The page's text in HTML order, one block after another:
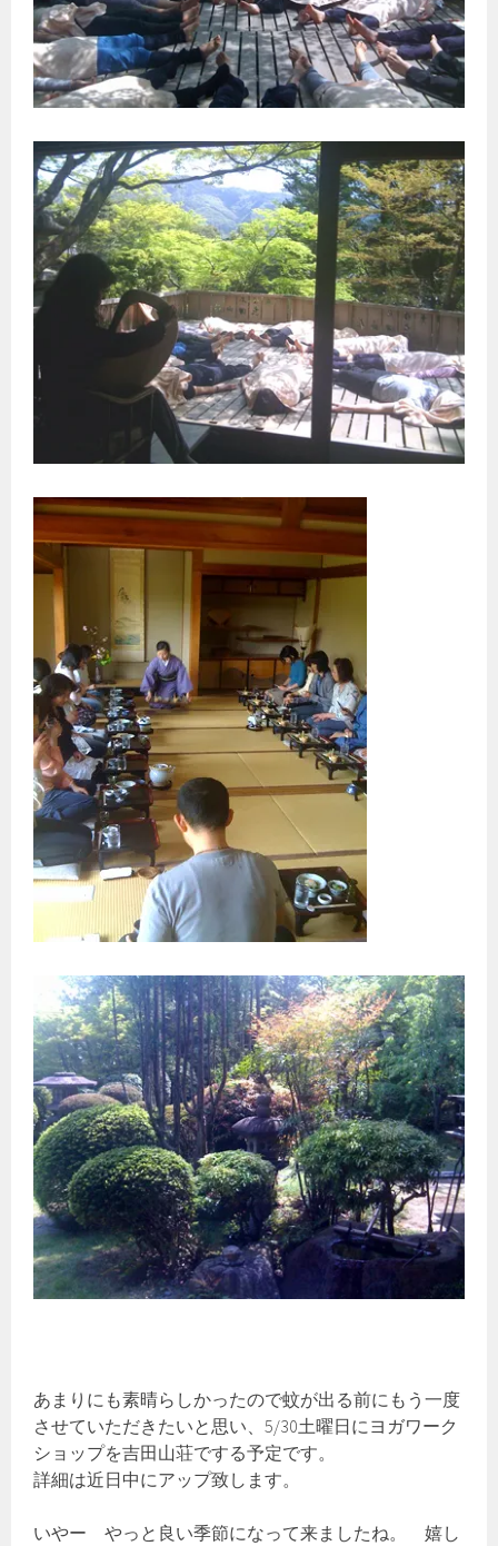
あまりにも素晴らしかったので蚊が出る前にもう一度
させていただきたいと思い、5/30土曜日にヨガワーク
ショップを吉田山荘でする予定です。
詳細は近日中にアップ致します。
いやー やっと良い季節になって来ましたね。 嬉し